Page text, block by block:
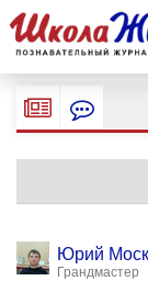
Юрий
Грандмастер